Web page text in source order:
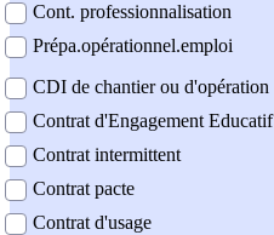
Cont. professionnalisation
Prépa.opérationnel.emploi
CDI de chantier ou d'opération
Contrat d'Engagement Educatif
Contrat intermittent
Contrat pacte
Contrat d'usage